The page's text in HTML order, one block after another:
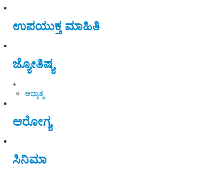
ಉಪಯುಕ್ತ ಮಾಹಿತಿ
ಜ್ಯೋತಿಷ್ಯ
+
ಆಧ್ಯಾತ್ಮ
ಆರೋಗ್ಯ
ಸಿನಿಮಾ